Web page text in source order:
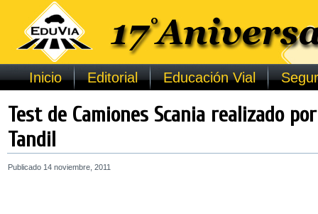
Inicio Editorial Educación Vial
Test de Camiones Scania realizado
Tandil
Publicado 14 noviembre, 2011